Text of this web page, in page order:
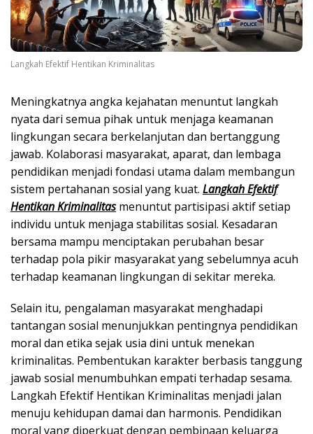
Langkah Efektif Hentikan Kriminalitas
Meningkatnya angka kejahatan menuntut langkah
nyata dari semua pihak untuk menjaga keamanan
lingkungan secara berkelanjutan dan bertanggung
jawab. Kolaborasi masyarakat, aparat, dan lembaga
pendidikan menjadi fondasi utama dalam membangun
sistem pertahanan sosial yang kuat. Langkah Efektif
Hentikan Kriminalitasmenuntut partisipasi aktif setiap
individu untuk menjaga stabilitas sosial. Kesadaran
bersama mampu menciptakan perubahan besar
terhadap pola pikir masyarakat yang sebelumnya acuh
terhadap keamanan lingkungan di sekitar mereka.
Selain itu, pengalaman masyarakat menghadapi
tantangan sosial menunjukkan pentingnya pendidikan
moral dan etika sejak usia dini untuk menekan
kriminalitas. Pembentukan karakter berbasis tanggung
jawab sosial menumbuhkan empati terhadap sesama.
Langkah Efektif Hentikan Kriminalitas menjadi jalan
menuju kehidupan damai dan harmonis. Pendidikan
moral yang diperkuat dengan pembinaan keluarga